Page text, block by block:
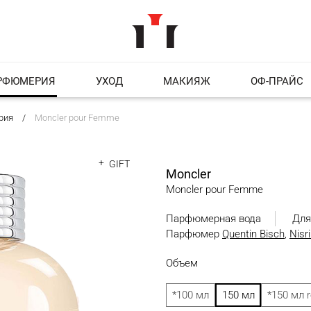
УХОД МАКИЯЖ ОФ-ПРАЙС
Moncler pour Femme
GIFT
Moncler
Moncler pour Femme
Парфюмерная вода
Парфюмер Quentin Bisch,
Объем
*100 мл 150 мл *150 мл